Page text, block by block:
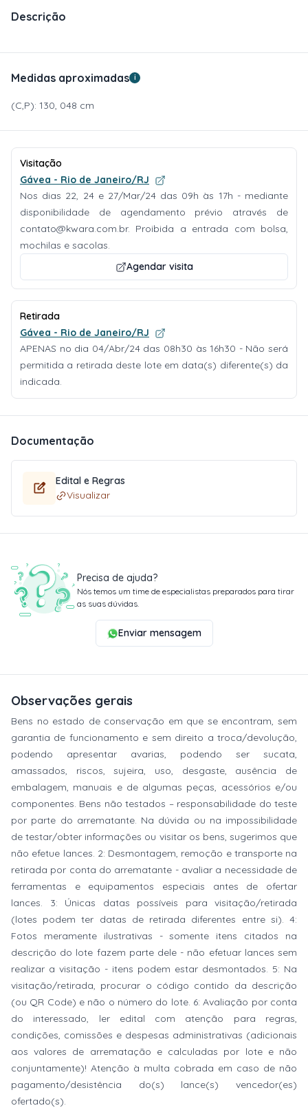
Descrição
Medidas aproximadas i
(C,P): 130, 048 cm
Visitação
Gávea - Rio de Janeiro/RJ
Nos dias 22, 24 e 27/Mar/24 das 09h às 17h - mediante
disponibilidade de agendamento prévio através de
contato@kwara.com.br. Proibida a entrada com bolsa,
mochilas e sacolas.
Agendar visita
Retirada
Gávea - Rio de Janeiro/RJ
APENAS no dia 04/Abr/24 das 08h30 às 16h30 - Não será
permitida a retirada deste lote em data(s) diferente(s) da
indicada.
Documentação
Edital e Regras
Visualizar
Precisa de ajuda?
Nós temos um time de especialistas preparados para tirar
as suas dúvidas.
Enviar mensagem
Observações gerais
Bens no estado de conservação em que se encontram, sem
garantia de funcionamento e sem direito a troca/devolução,
podendo apresentar avarias, podendo ser sucata,
amassados, riscos, sujeira, uso, desgaste, ausência de
embalagem, manuais e de algumas peças, acessórios e/ou
componentes. Bens não testados – responsabilidade do teste
por parte do arrematante. Na dúvida ou na impossibilidade
de testar/obter informações ou visitar os bens, sugerimos que
não efetue lances. 2: Desmontagem, remoção e transporte na
retirada por conta do arrematante - avaliar a necessidade de
ferramentas e equipamentos especiais antes de ofertar
lances. 3: Únicas datas possíveis para visitação/retirada
(lotes podem ter datas de retirada diferentes entre si). 4:
Fotos meramente ilustrativas - somente itens citados na
descrição do lote fazem parte dele - não efetuar lances sem
realizar a visitação - itens podem estar desmontados. 5: Na
visitação/retirada, procurar o código contido da descrição
(ou QR Code) e não o número do lote. 6: Avaliação por conta
do interessado, ler edital com atenção para regras,
condições, comissões e despesas administrativas (adicionais
aos valores de arrematação e calculadas por lote e não
conjuntamente)! Atenção à multa cobrada em caso de não
pagamento/desistência do(s) lance(s) vencedor(es)
ofertado(s).